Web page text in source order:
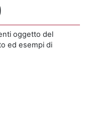
oggetto del
ed esempi di